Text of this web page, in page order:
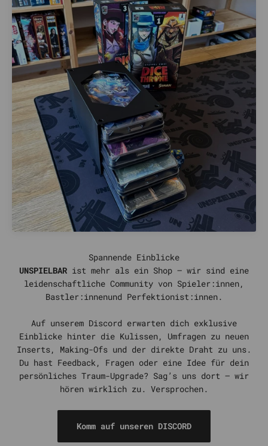
UNSPIELBAR ist mehr als ein Shop – wir sind eine
leidenschaftliche Community von Spieler:innen,
Bastler:innenund Perfektionist:innen.
Auf unserem Discord erwarten dich exklusive
Einblicke hinter die Kulissen, Umfragen zu neuen
Inserts, Making-Ofs und der direkte Draht zu uns.
Du hast Feedback, Fragen oder eine Idee für dein
persönliches Traum-Upgrade? Sag’s uns dort – wir
hören wirklich zu. Versprochen.
Komm auf unseren DISCORD